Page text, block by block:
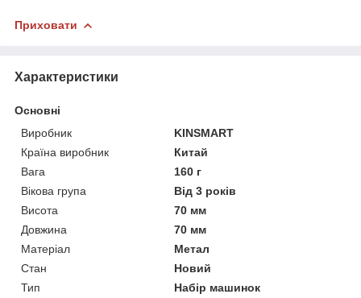
Приховати
Характеристики
Основні
Виробник
KINSMART
Країна виробник
Китай
Вага
160 г
Вікова група
Від 3 років
Висота
70 мм
Довжина
70 мм
Матеріал
Метал
Стан
Новий
Тип
Набір машинок